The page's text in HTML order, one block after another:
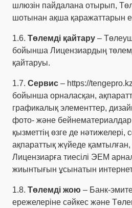
шлюзін пайдалана отырып,
шотынан ақша қаражаттарын
1.6. Төлемді қайтару –
бойынша Лицензиардың
қайтаруы.
1.7. Сервис – https://
бойынша орналасқан,
графикалық элементтер,
фото- және бейнематериалдар
қызметтің өзге де нәтижелері,
ақпараттық жүйеде
Лицензиарға тиесілі ЭЕМ
жиынтығын ұсынатын
1.8. Төлемді жою – Банк-
ережелеріне сәйкес және